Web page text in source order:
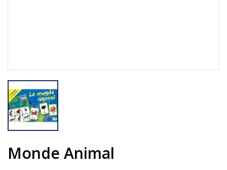
Monde Animal